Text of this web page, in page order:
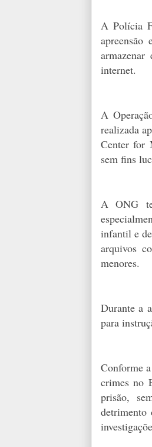
A Polícia
internet.
A
realizada
Center for
sem fins
A ONG
infantil e
arquivos
menores.
Durante a
para
Conforme
crimes no
prisão,
detrimento